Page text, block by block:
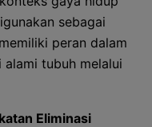
sebagai
peran dalam
tubuh melalui
Eliminasi